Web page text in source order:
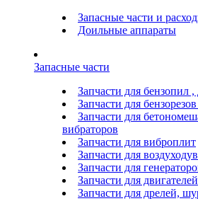
Запасные части и
Доильные аппараты
Запасные части
Запчасти для бензопил ,
Запчасти для
Запчасти для
вибраторов
Запчасти для виброплит
Запчасти для
Запчасти для
Запчасти для двигателей
Запчасти для дрелей,